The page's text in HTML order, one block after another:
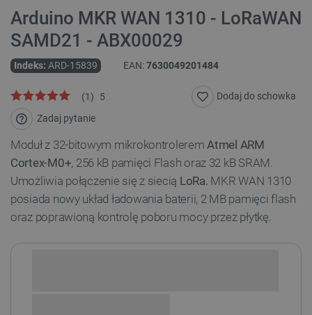
Arduino MKR WAN 1310 - LoRaWAN
SAMD21 - ABX00029
Indeks: ARD-15839 EAN:7630049201484
5
(1)
Zadaj pytanie
Dodaj do schowka
Moduł z 32-bitowym mikrokontroleremAtmel ARM
Cortex-M0+, 256 kB pamięci Flash oraz 32 kB SRAM.
Umożliwia połączenie się z siecią LoRa. MKR WAN 1310
posiada nowy układ ładowania baterii, 2 MB pamięci flash
oraz poprawioną kontrolę poboru mocy przez płytkę.